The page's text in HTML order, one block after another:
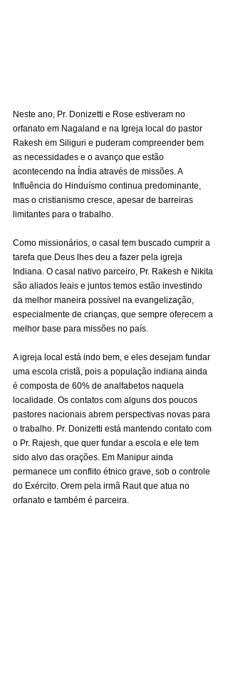
Neste ano, Pr. Donizetti e Rose estiveram no
orfanato em Nagaland e na Igreja local do pastor
Rakesh em Siliguri e puderam compreender bem
as necessidades e o avanço que estão
acontecendo na Índia através de missões. A
Influência do Hinduísmo continua predominante,
mas o cristianismo cresce, apesar de barreiras
limitantes para o trabalho.
Como missionários, o casal tem buscado cumprir a
tarefa que Deus lhes deu a fazer pela igreja
Indiana. O casal nativo parceiro, Pr. Rakesh e Nikita
são aliados leais e juntos temos estão investindo
da melhor maneira possível na evangelização,
especialmente de crianças, que sempre oferecem a
melhor base para missões no país.
A igreja local está indo bem, e eles desejam fundar
uma escola cristã, pois a população indiana ainda
é composta de 60% de analfabetos naquela
localidade. Os contatos com alguns dos poucos
pastores nacionais abrem perspectivas novas para
o trabalho. Pr. Donizetti está mantendo contato com
o Pr. Rajesh, que quer fundar a escola e ele tem
sido alvo das orações. Em Manipur ainda
permanece um conflito étnico grave, sob o controle
do Exército. Orem pela irmã Raut que atua no
orfanato e também é parceira.